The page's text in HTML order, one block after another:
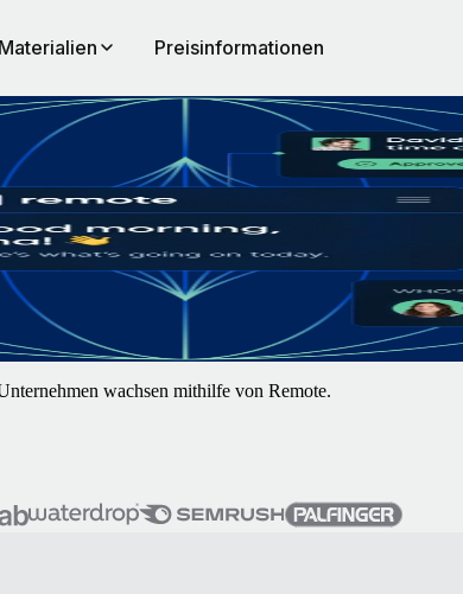
Materialien Preisinformationen
unkompliziert mit Remote. Konzentrieren Sie sich auf
wachsen mithilfe von Remote.